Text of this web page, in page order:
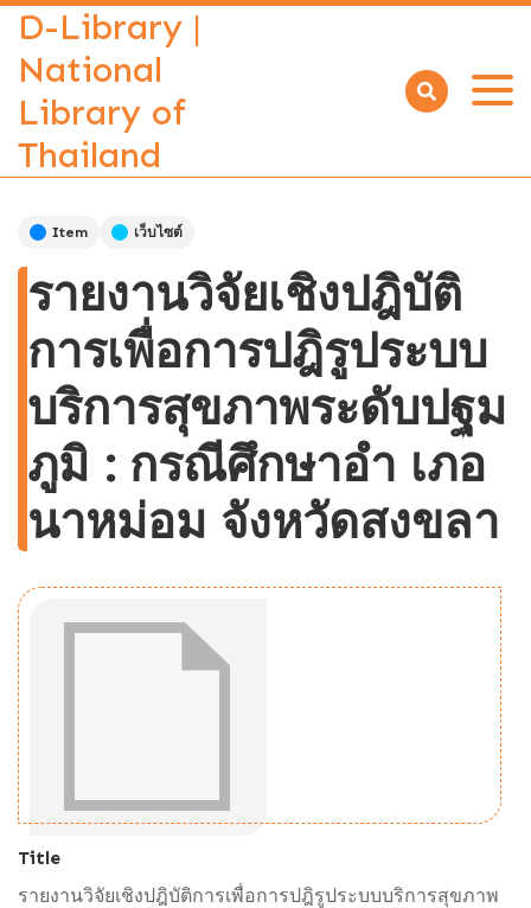
D-Library |
National
Library of
Thailand
Open
Item เว็บไซต์
รายงานวิจัยเชิงปฎิบัติ
การเพื่อการปฎิรูประบบ
บริการสุขภาพระดับปฐม
ภูมิ : กรณีศึกษาอำ เภอ
นาหม่อม จังหวัดสงขลา
Title
รายงานวิจัยเชิงปฎิบัติการเพื่อการปฎิรูประบบบริการสุขภาพ